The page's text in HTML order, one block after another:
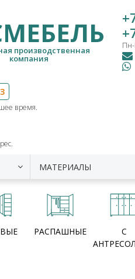
производственная
компания
Пн-
время.
МАТЕРИАЛЫ
РАСПАШНЫЕ
С